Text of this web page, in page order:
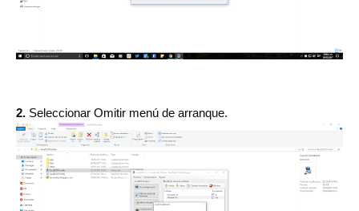
2. Seleccionar Omitir menú de arranque.